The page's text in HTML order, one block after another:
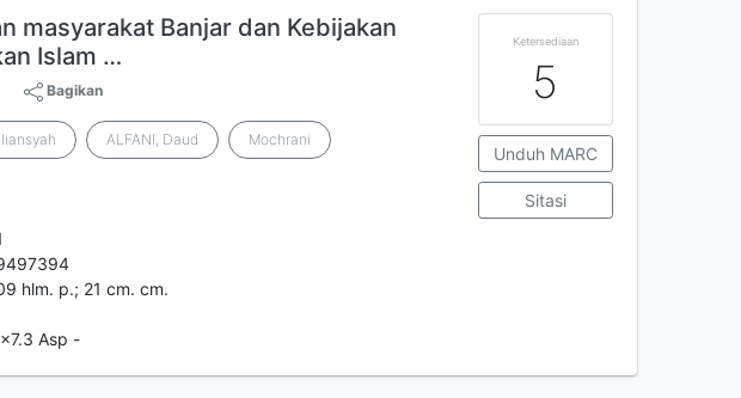
masyarakat Banjar dan Kebijakan
Islam …
Bagikan
ALFANI, Daud Mochrani
hlm. p.; 21 cm. cm.
Asp -
Ketersediaan
5
Unduh MARC
Sitasi